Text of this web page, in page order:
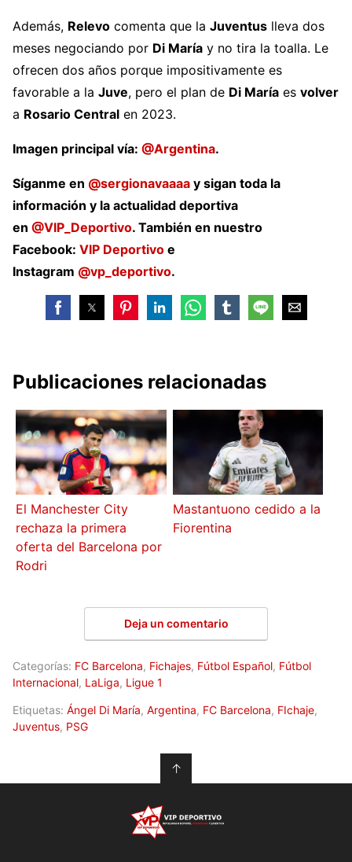
Además, Relevo comenta que la Juventus lleva dos
meses negociando por Di María y no tira la toalla. Le
ofrecen dos años porque impositivamente es
favorable a la Juve, pero el plan de Di María es volver
a Rosario Central en 2023.
Imagen principal vía: @Argentina.
Síganme en @sergionavaaaa y sigan toda la
información y la actualidad deportiva
en @VIP_Deportivo. También en nuestro
Facebook: VIP Deportivo e
Instagram @vp_deportivo.
Publicaciones relacionadas
El Manchester City
rechaza la primera
oferta del Barcelona por
Rodri
Mastantuono cedido a la
Fiorentina
Deja un comentario
Categorías: FC Barcelona, Fichajes, Fútbol Español, Fútbol
Internacional, LaLiga, Ligue 1
Etiquetas: Ángel Di María, Argentina, FC Barcelona, FIchaje,
Juventus, PSG
↑